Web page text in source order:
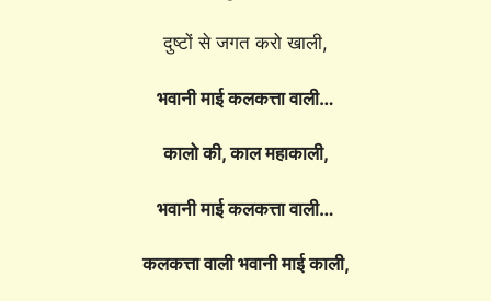
दुष्टों से जगत करो खाली,
भवानी माई कलकत्ता वाली…
कालो की, काल महाकाली,
भवानी माई कलकत्ता वाली…
कलकत्ता वाली भवानी माई काली,